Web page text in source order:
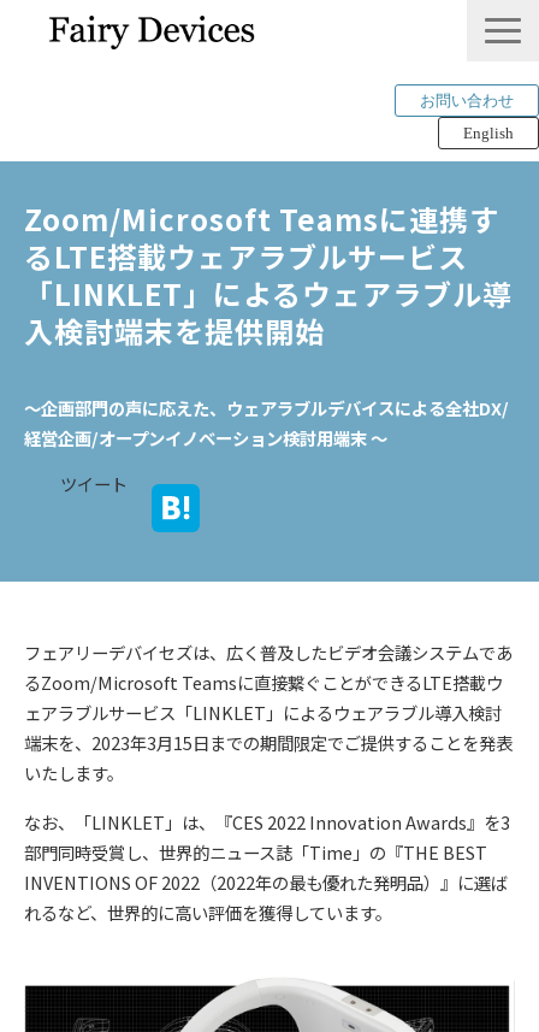
お問い合わせ
English
THINKLET®︎ / CWS
AI解析
mimi®︎
COMPANY
RECRUIT
Zoom/Microsoft Teamsに連携す
るLTE搭載ウェアラブルサービス
「LINKLET」によるウェアラブル導
入検討端末を提供開始
〜企画部門の声に応えた、ウェアラブルデバイスによる全社DX/
経営企画/オープンイノベーション検討用端末 〜
ツイート
フェアリーデバイセズは、広く普及したビデオ会議システムであ
るZoom/Microsoft Teamsに直接繋ぐことができるLTE搭載ウ
ェアラブルサービス「LINKLET」によるウェアラブル導入検討
端末を、2023年3月15日までの期間限定でご提供することを発表
いたします。
なお、「LINKLET」は、『CES 2022 Innovation Awards』を3
部門同時受賞し、世界的ニュース誌「Time」の『THE BEST
INVENTIONS OF 2022（2022年の最も優れた発明品）』に選ば
れるなど、世界的に高い評価を獲得しています。